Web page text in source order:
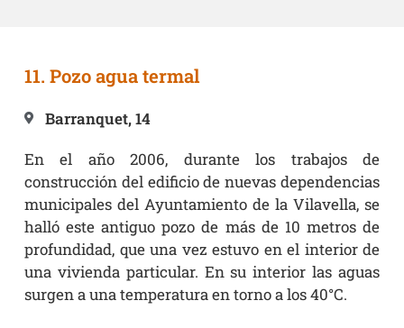
11. Pozo agua termal
Barranquet, 14
En el año 2006, durante los trabajos de
construcción del edificio de nuevas dependencias
municipales del Ayuntamiento de la Vilavella, se
halló este antiguo pozo de más de 10 metros de
profundidad, que una vez estuvo en el interior de
una vivienda particular. En su interior las aguas
surgen a una temperatura en torno a los 40°C.